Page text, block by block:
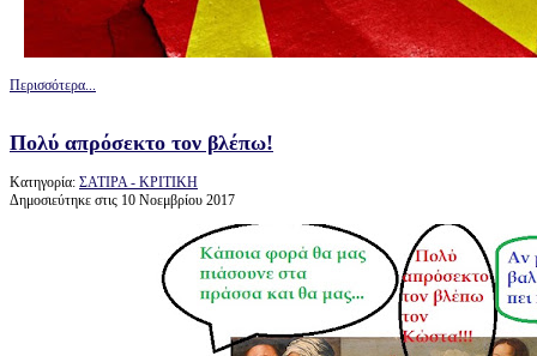
Περισσότερα...
Πολύ απρόσεκτο τον βλέπω!
Κατηγορία: ΣΑΤΙΡΑ - ΚΡΙΤΙΚΗ
Δημοσιεύτηκε στις 10 Νοεμβρίου 2017